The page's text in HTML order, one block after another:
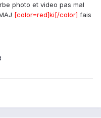
photo et video pas mal
[color=red]ki[/color] fais